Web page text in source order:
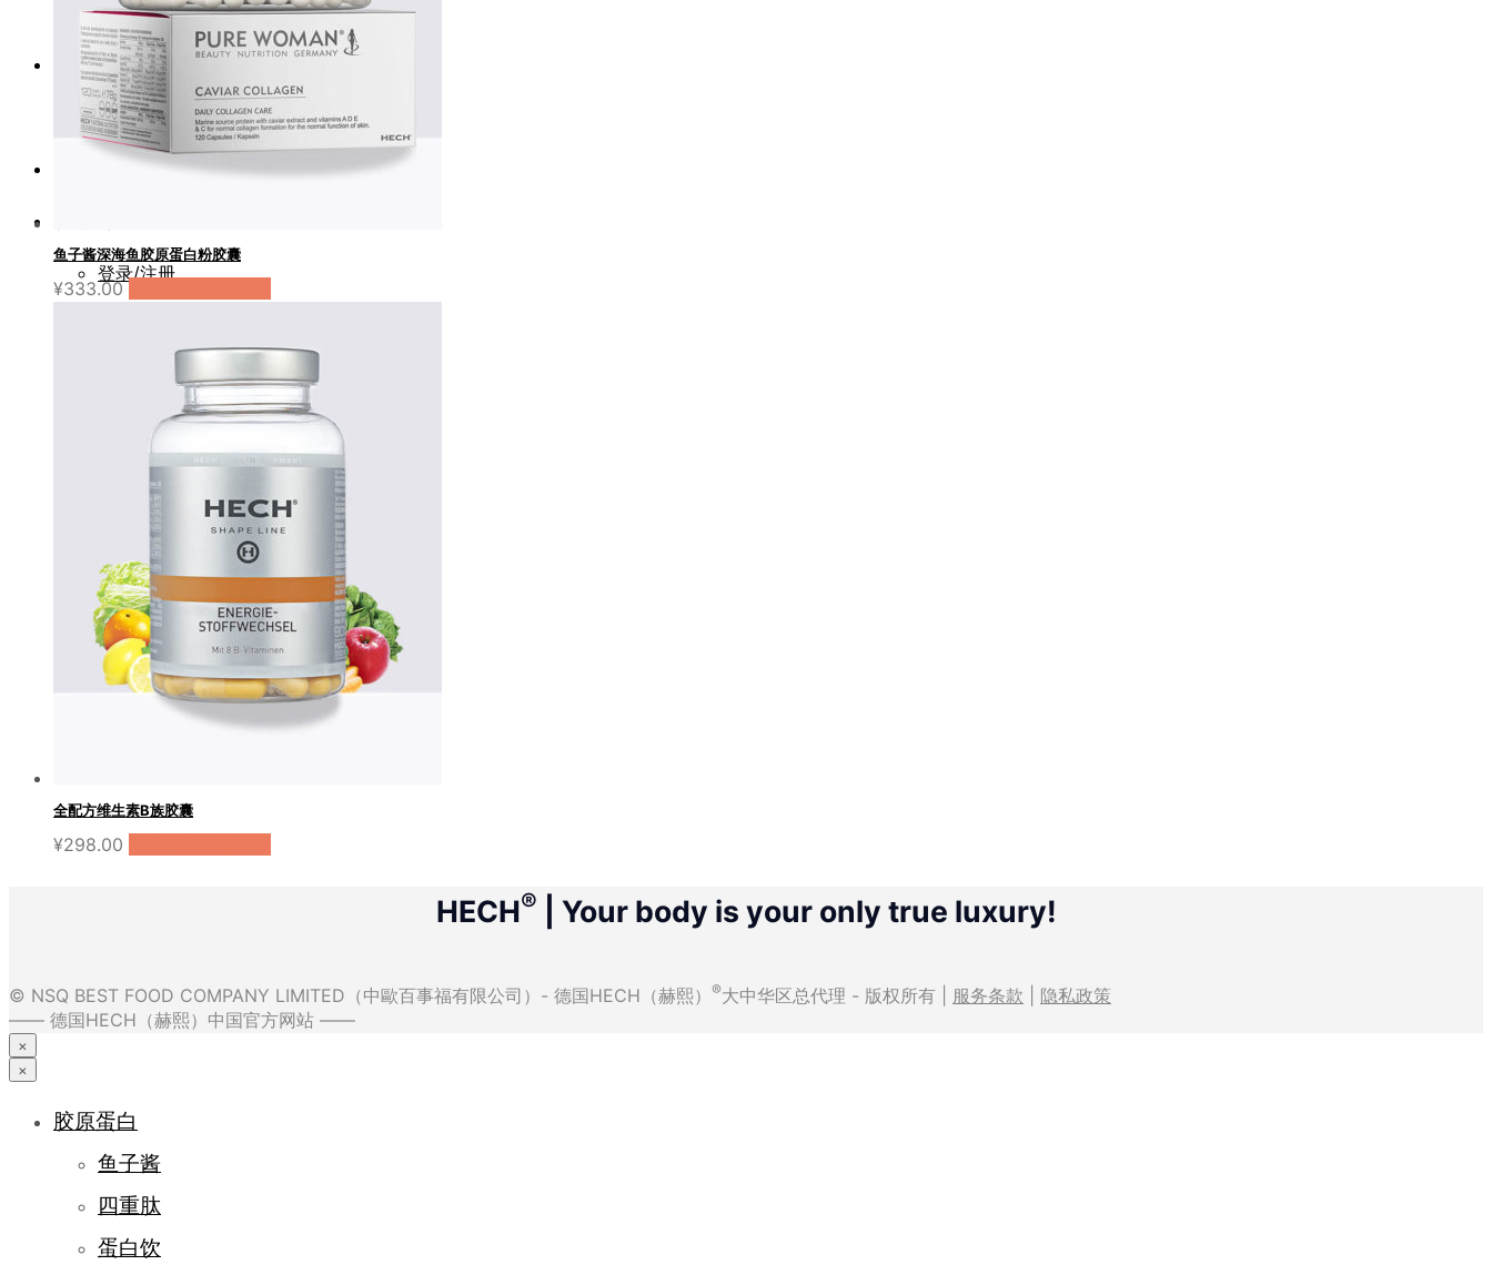
抗糖饮
赫熙资讯
品牌传奇
登录/注册
联系我们
鱼子酱深海鱼胶原蛋白粉胶囊
¥333.00
全配方维生素B族胶囊
¥298.00
HECH® | Your body is your only true luxury!
© NSQ BEST FOOD COMPANY LIMITED（中歐百事福有限公司）- 德国HECH（赫熙） ®大中华区总代理 - 版权所有 | 服务条款
隐私政策
—— 德国HECH（赫熙）中国官方网站 ——
×
×
胶原蛋白
鱼子酱
四重肽
蛋白饮